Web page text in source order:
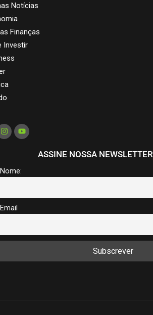
Notícias
Finanças
Investir
ASSINE NOSSA NEWSLETTER
Nome:
Email